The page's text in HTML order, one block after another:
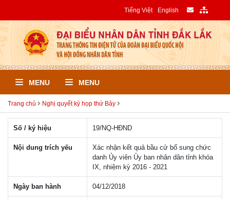
Tiếng Việt English
MENU MENU
Trang chủ Nghị quyết kỳ họp thứ Bảy
Số / ký hiệu 19/NQ-HÐND
Nội dung trích yếu
Xác nhận kết quả bầu cử bổ sung chức
danh Ủy viên Ủy ban nhân dân tỉnh khóa
IX, nhiệm kỳ 2016 - 2021
Ngày ban hành 04/12/2018